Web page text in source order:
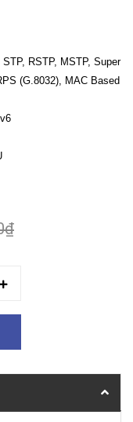
RSTP, MSTP, Super
(G.8032), MAC Based